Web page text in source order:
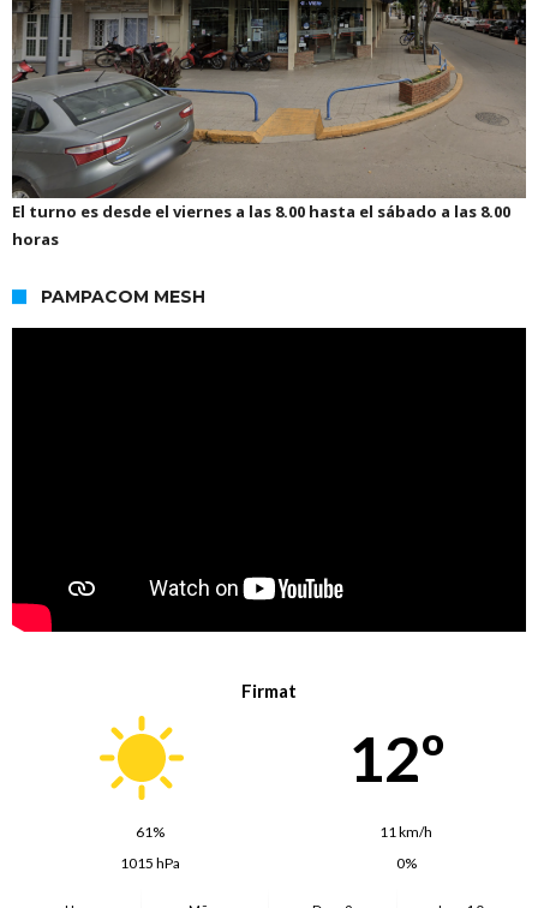
El turno es desde el viernes a las 8.00 hasta el sábado a las 8.00
horas
PAMPACOM MESH
Firmat
12º
61%
11 km/h
1015 hPa
0%